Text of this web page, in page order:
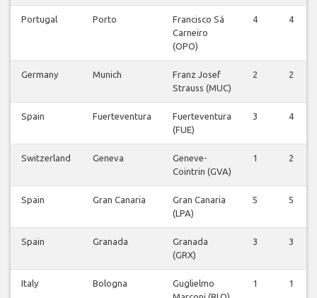
Portugal Porto
Francisco Sá
Carneiro
(OPO)
4 4
Germany Munich
Franz Josef
Strauss (MUC)
2 2
Spain Fuerteventura
Fuerteventura
(FUE)
3 4
Switzerland Geneva
Geneve-
Cointrin (GVA)
1 2
Spain Gran Canaria
Gran Canaria
(LPA)
5 5
Spain Granada
Granada
(GRX)
3 3
Italy Bologna
Guglielmo
1 1